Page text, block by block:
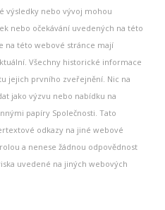
výsledky nebo vývoj mohou
nebo očekávání uvedených na této
na této webové stránce mají
Všechny historické informace
jejich prvního zveřejnění. Nic na
jako výzvu nebo nabídku na
papíry Společnosti. Tato
odkazy na jiné webové
a nenese žádnou odpovědnost
uvedené na jiných webových